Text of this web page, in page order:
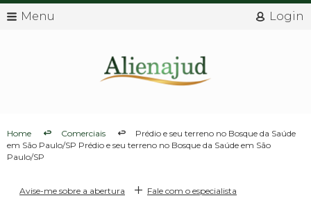
Menu Login
Home Comerciais
Prédio e seu terreno no Bosque da Saúde
em São Paulo/SP Prédio e seu terreno no Bosque da Saúde em São
Paulo/SP
Avise-me sobre a abertura
Fale com o especialista